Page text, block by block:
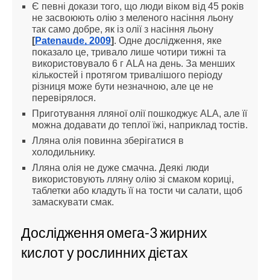
Є певні докази того, що люди віком від 45 років
не засвоюють олію з меленого насіння льону
так само добре, як із олії з насіння льону
[Patenaude, 2009]. Одне дослідження, яке
показало це, тривало лише чотири тижні та
використовувало 6 г ALA на день. За менших
кількостей і протягом тривалішого періоду
різниця може бути незначною, але це не
перевірялося.
Приготування лляної олії пошкоджує ALA, але її
можна додавати до теплої їжі, наприклад тостів.
Лляна олія повинна зберігатися в
холодильнику.
Лляна олія не дуже смачна. Деякі люди
використовують лляну олію зі смаком кориці,
таблетки або кладуть її на тости чи салати, щоб
замаскувати смак.
Дослідження омега-3 жирних
кислот у рослинних дієтах